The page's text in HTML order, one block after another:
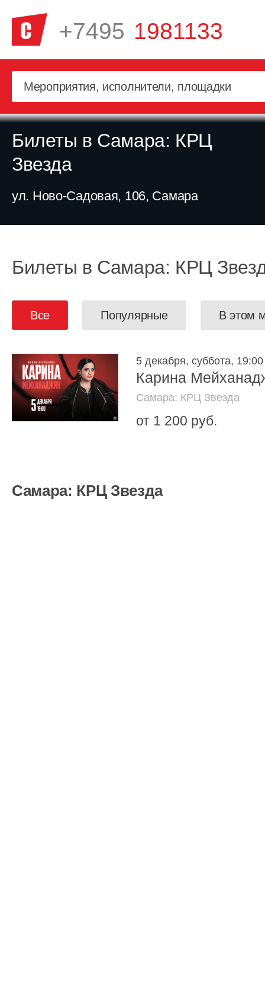
+7495 1981133
Билеты в Самара: КРЦ
Звезда
ул. Ново-Садовая, 106, Самара
Билеты в Самара: КРЦ
Все Популярные В этом
5 декабря, суббота, 19:00
Карина
Самара: КРЦ Звезда
от 1 200 руб.
Самара: КРЦ Звезда